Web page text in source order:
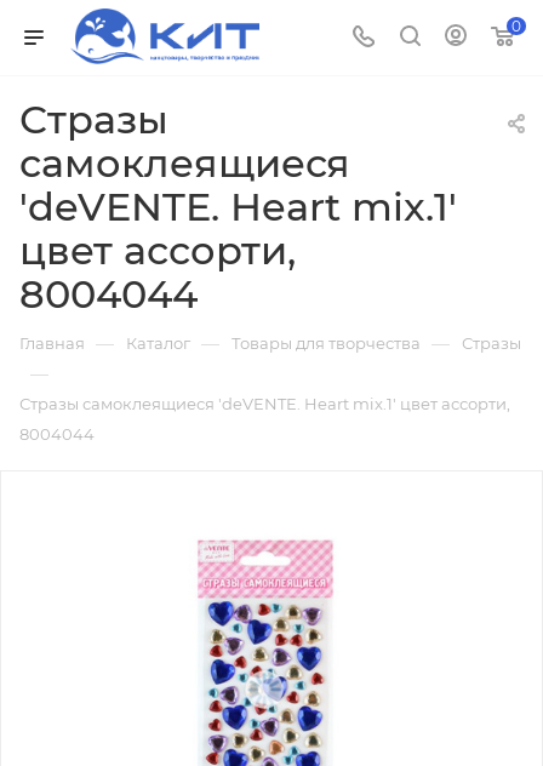
0
Стразы
самоклеящиеся
'deVENTE. Heart mix.1'
цвет ассорти,
8004044
Главная — Каталог — Товары для творчества — Стразы
—
Стразы самоклеящиеся 'deVENTE. Heart mix.1' цвет ассорти,
8004044